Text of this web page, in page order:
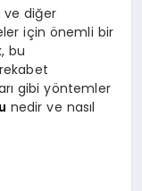
ve diğer
için önemli bir
bu
gibi yöntemler
nedir ve nasıl